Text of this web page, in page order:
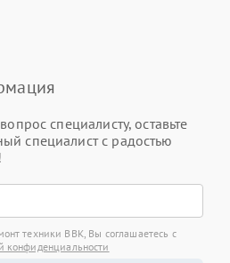
специалисту, оставьте
специалист с радостью
техники BBK, Вы соглашаетесь с
конфиденциальности